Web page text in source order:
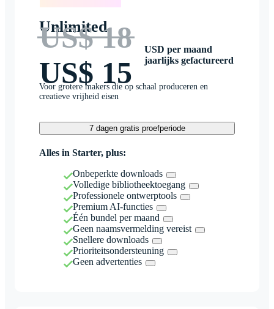
Unlimited
US$ 18
US$ 15
USD per maand
jaarlijks gefactureerd
Voor grotere makers die op schaal produceren en
creatieve vrijheid eisen
7 dagen gratis proefperiode
Alles in Starter, plus:
Onbeperkte downloads
Volledige bibliotheektoegang
Professionele ontwerptools
Premium AI-functies
Één bundel per maand
Geen naamsvermelding vereist
Snellere downloads
Prioriteitsondersteuning
Geen advertenties